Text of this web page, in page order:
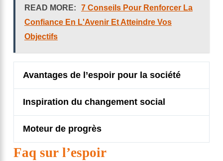
READ MORE:
7 Conseils Pour Renforcer La
Confiance En L'Avenir Et Atteindre Vos
Objectifs
Avantages de l’espoir pour la société
Inspiration du changement social
Moteur de progrès
Faq sur l’espoir